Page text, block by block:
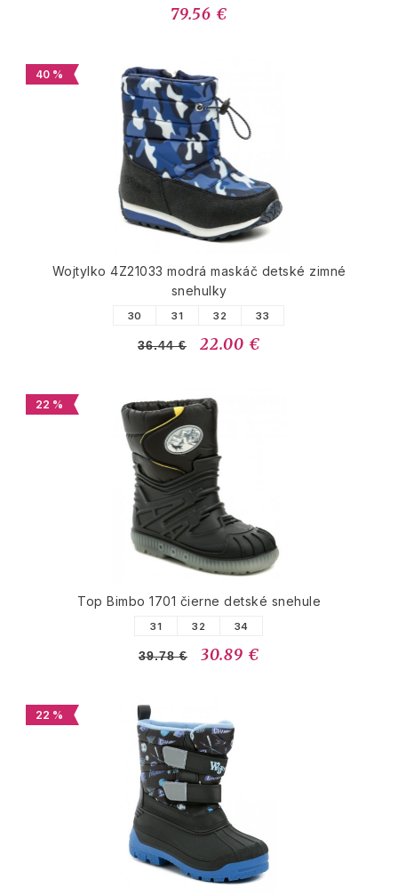
79.56 €
40 %
Wojtylko 4Z21033 modrá maskáč detské zimné
snehulky
30 31 32 33
36.44 € 22.00 €
22 %
Top Bimbo 1701 čierne detské snehule
31 32 34
39.78 € 30.89 €
22 %